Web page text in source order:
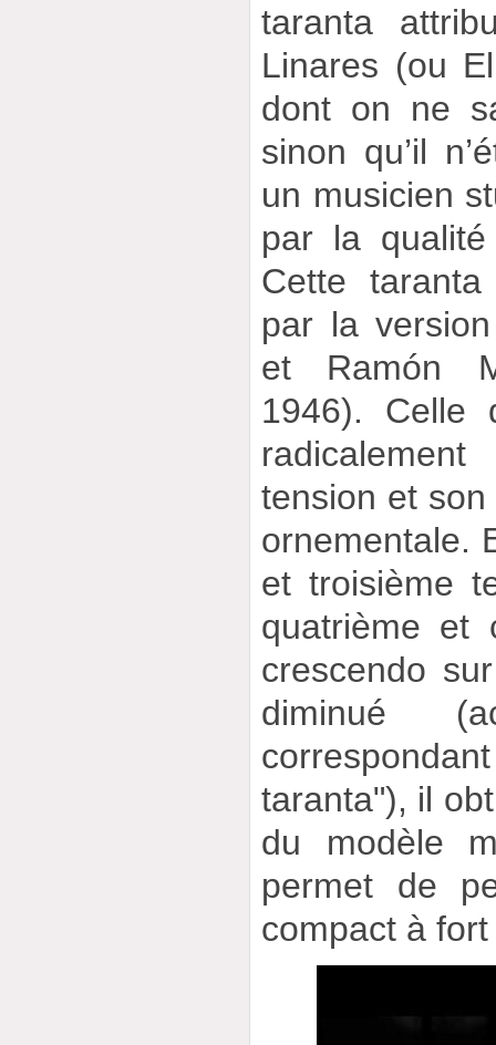
taranta
Linares (ou
dont on ne
sinon qu’il
un musicien
par la
Cette
par la
et Ramón
1946). Celle
tension et
ornementale.
et troisième
quatrième et
crescendo
diminué
taranta"), il
du modèle
permet de
compact à